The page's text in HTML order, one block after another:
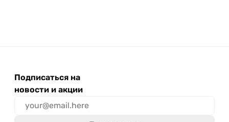
Подписаться на
новости и акции